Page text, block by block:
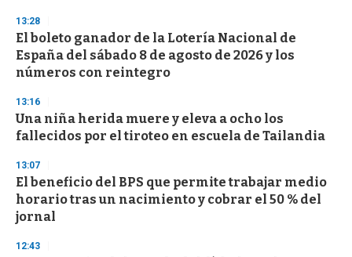
13:28
El boleto ganador de la Lotería Nacional de
España del sábado 8 de agosto de 2026 y los
números con reintegro
13:16
Una niña herida muere y eleva a ocho los
fallecidos por el tiroteo en escuela de Tailandia
13:07
El beneficio del BPS que permite trabajar medio
horario tras un nacimiento y cobrar el 50 % del
jornal
12:43